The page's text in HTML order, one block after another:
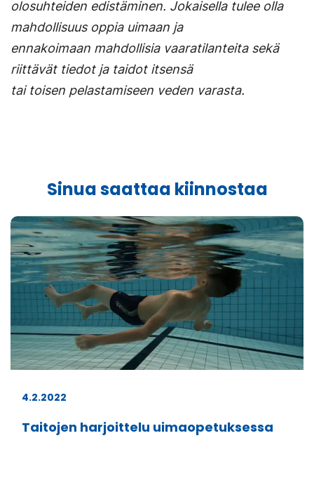
välilehteen.)
olosuhteiden edistäminen. Jokaisella tulee olla
mahdollisuus oppia uimaan ja
ennakoimaan mahdollisia vaaratilanteita sekä
riittävät tiedot ja taidot itsensä
tai toisen pelastamiseen veden varasta.
Sinua saattaa kiinnostaa
4.2.2022
Taitojen harjoittelu uimaopetuksessa